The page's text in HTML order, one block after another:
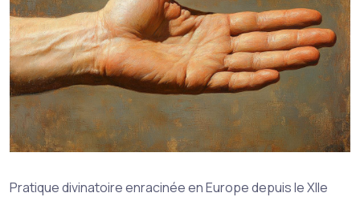
Pratique divinatoire enracinée en Europe depuis le XIIe